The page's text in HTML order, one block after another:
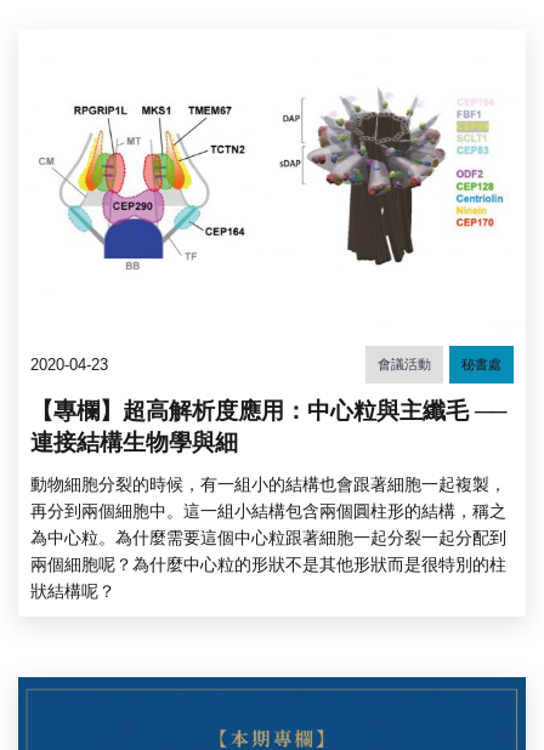
2020-04-23 會議活動 秘書處
【專欄】超高解析度應用：中心粒與主纖毛 ──
連接結構生物學與細
動物細胞分裂的時候，有一組小的結構也會跟著細胞一起複製，
再分到兩個細胞中。這一組小結構包含兩個圓柱形的結構，稱之
為中心粒。為什麼需要這個中心粒跟著細胞一起分裂一起分配到
兩個細胞呢？為什麼中心粒的形狀不是其他形狀而是很特別的柱
狀結構呢？